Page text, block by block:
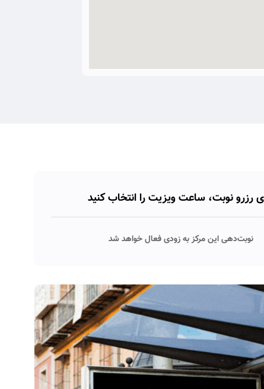
رزرو نوبت، ساعت ویزیت را انتخاب کنید
نوبت‌دهی این مرکز به زودی فعال خواهد شد